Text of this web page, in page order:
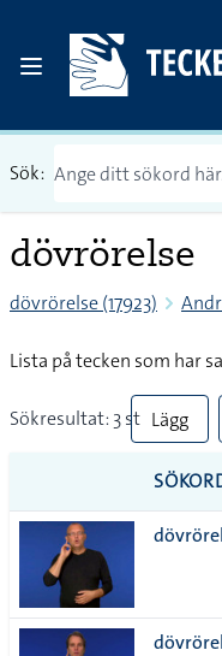
Sök:
dövrörelse
dövrörelse (17923)
Lista på tecken som har
Sökresultat: 3 st Lägg
till
alla i